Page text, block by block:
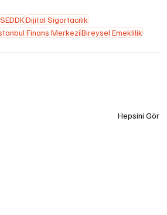
SEDDKDijital Sigortacılık
Finans MerkeziBireysel Emeklilik
Hepsini Gör